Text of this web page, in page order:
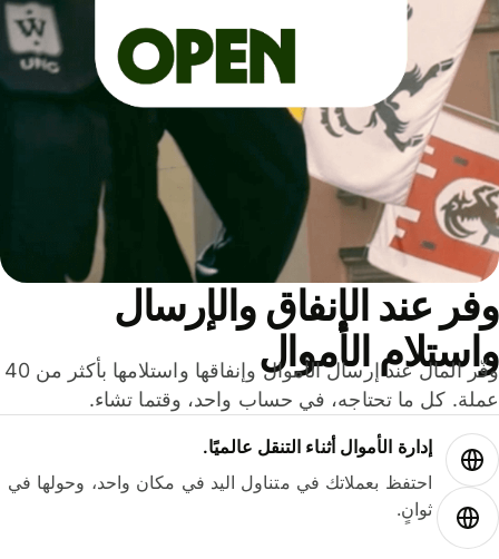
عند الإنفاق والإرسال
الأموال
وفّر المال عند إرسال الأموال وإنفاقها واستلامها بأكثر من 40
كل ما تحتاجه، في حساب واحد، وقتما تشاء.
إدارة الأموال أثناء التنقل عالميًا.
احتفظ بعملاتك في متناول اليد في مكان واحد، وحولها في
ثوانٍ.